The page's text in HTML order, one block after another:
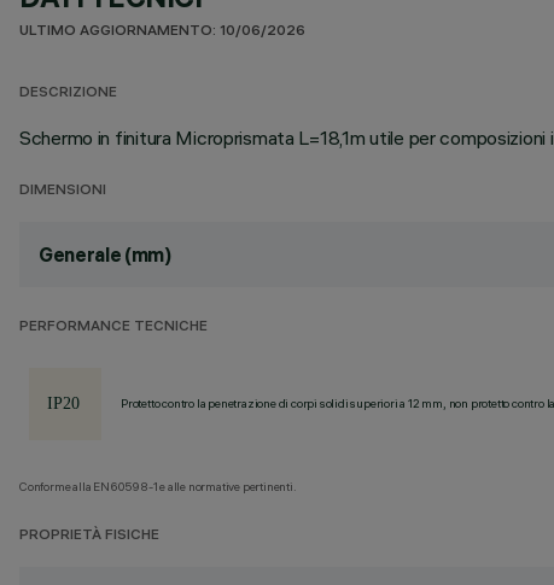
ULTIMO AGGIORNAMENTO: 10/06/2026
DESCRIZIONE
Schermo in finitura Microprismata L=18,1m utile per
DIMENSIONI
Generale (mm)
PERFORMANCE TECNICHE
Protetto contro la penetrazione di corpi solidi superiori a 12 mm, non protetto contro
Conforme alla EN60598-1 e alle normative pertinenti.
PROPRIETÀ FISICHE